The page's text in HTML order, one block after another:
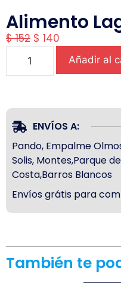
Alimento
$152 $ 140
Añadir al
ENVÍOS A:
Pando, Empalme
Solis, Montes,Parque
Costa,Barros Blancos
Envíos grátis para
También te